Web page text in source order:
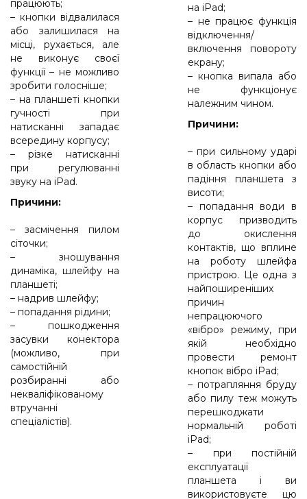
працюють;
– кнопки відвалилася
або залишилася на
місці, рухається, але
не виконує своєї
функції – не можливо
зробити голосніше;
– на планшеті кнопки
гучності при
натисканні западає
всередину корпусу;
– різке натисканні
при регулюванні
звуку на iPad.
Причини:
– засмічення пилом
сіточки;
– зношування
динаміка, шлейфу на
планшеті;
– надрив шлейфу;
– попадання рідини;
– пошкодження
засувки конектора
(можливо, при
самостійній
розбиранні або
некваліфікованому
втручанні
спеціалістів).
на iPad;
– не працює функція
відключення/
включення повороту
екрану;
– кнопка випала або
не функціонує
належним чином.
Причини:
– при сильному ударі
в область кнопки або
падіння планшета з
висоти;
– попадання води в
корпус призводить
до окислення
контактів, що вплине
на роботу шлейфа
пристрою. Це одна з
найпоширеніших
причин
непрацюючого
«вібро» режиму, при
якій необхідно
провести ремонт
кнопок вібро iPad;
– потрапляння бруду
або пилу теж можуть
перешкоджати
нормальній роботі
iPad;
– при постійній
експлуатації
планшета і ви
використовуєте цю